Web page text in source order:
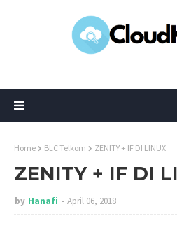
Home BLC Telkom ZENITY + IF DI LINUX
ZENITY + IF DI
by Hanafi April 06, 2018